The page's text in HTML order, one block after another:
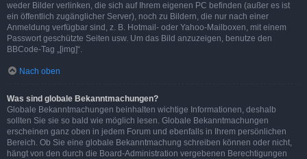
weder Bilder verlinken, die sich auf Ihrem eigenen PC befinden (außer es ist
ein öffentlich zugänglicher Server), noch zu Bildern, die nur nach einer
Anmeldung verfügbar sind, z. B. Hotmail- oder Yahoo-Mailboxen, mit einem
Passwort geschützte Seiten usw. Um das Bild anzuzeigen, benutze den
BBCode-Tag „[img]“.
Nach oben
Was sind globale Bekanntmachungen?
Globale Bekanntmachungen beinhalten wichtige Informationen, deshalb
sollten Sie sie so bald wie möglich lesen. Globale Bekanntmachungen
erscheinen ganz oben in jedem Forum und ebenfalls in Ihrem persönlichen
Bereich. Ob Sie eine globale Bekanntmachung schreiben können oder nicht,
hängt von den durch die Board-Administration vergebenen Berechtigungen